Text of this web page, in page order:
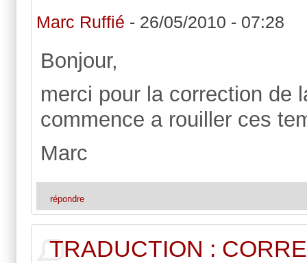
Marc Ruffié - 26/05/2010 - 07:28
Bonjour,
merci pour la correction de
commence a rouiller ces
Marc
répondre
TRADUCTION :